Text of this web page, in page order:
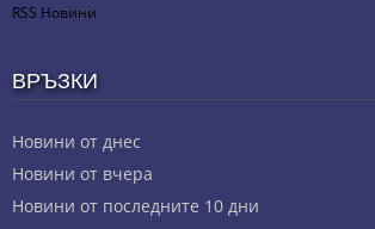
RSS Новини
ВРЪЗКИ
Новини от днес
Новини от вчера
Новини от последните 10 дни